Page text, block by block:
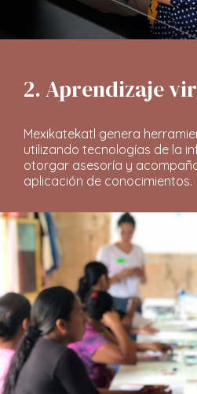
2. Aprendizaje
Mexikatekatl genera
utilizando tecnologías de la
otorgar asesoría y
aplicación de conocimientos.